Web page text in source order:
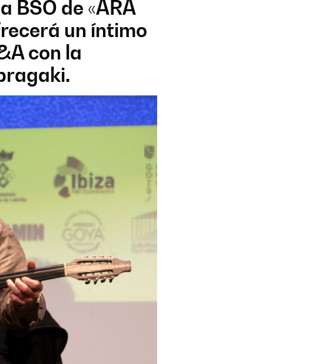
BSO de «ARA
un íntimo
con la